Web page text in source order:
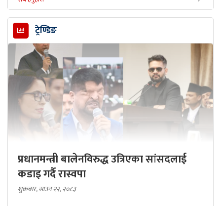
ट्रेण्डिङ
प्रधानमन्त्री बालेनविरुद्ध उत्रिएका सांसदलाई
कडाइ गर्दै रास्वपा
शुक्रबार, साउन २२, २०८३